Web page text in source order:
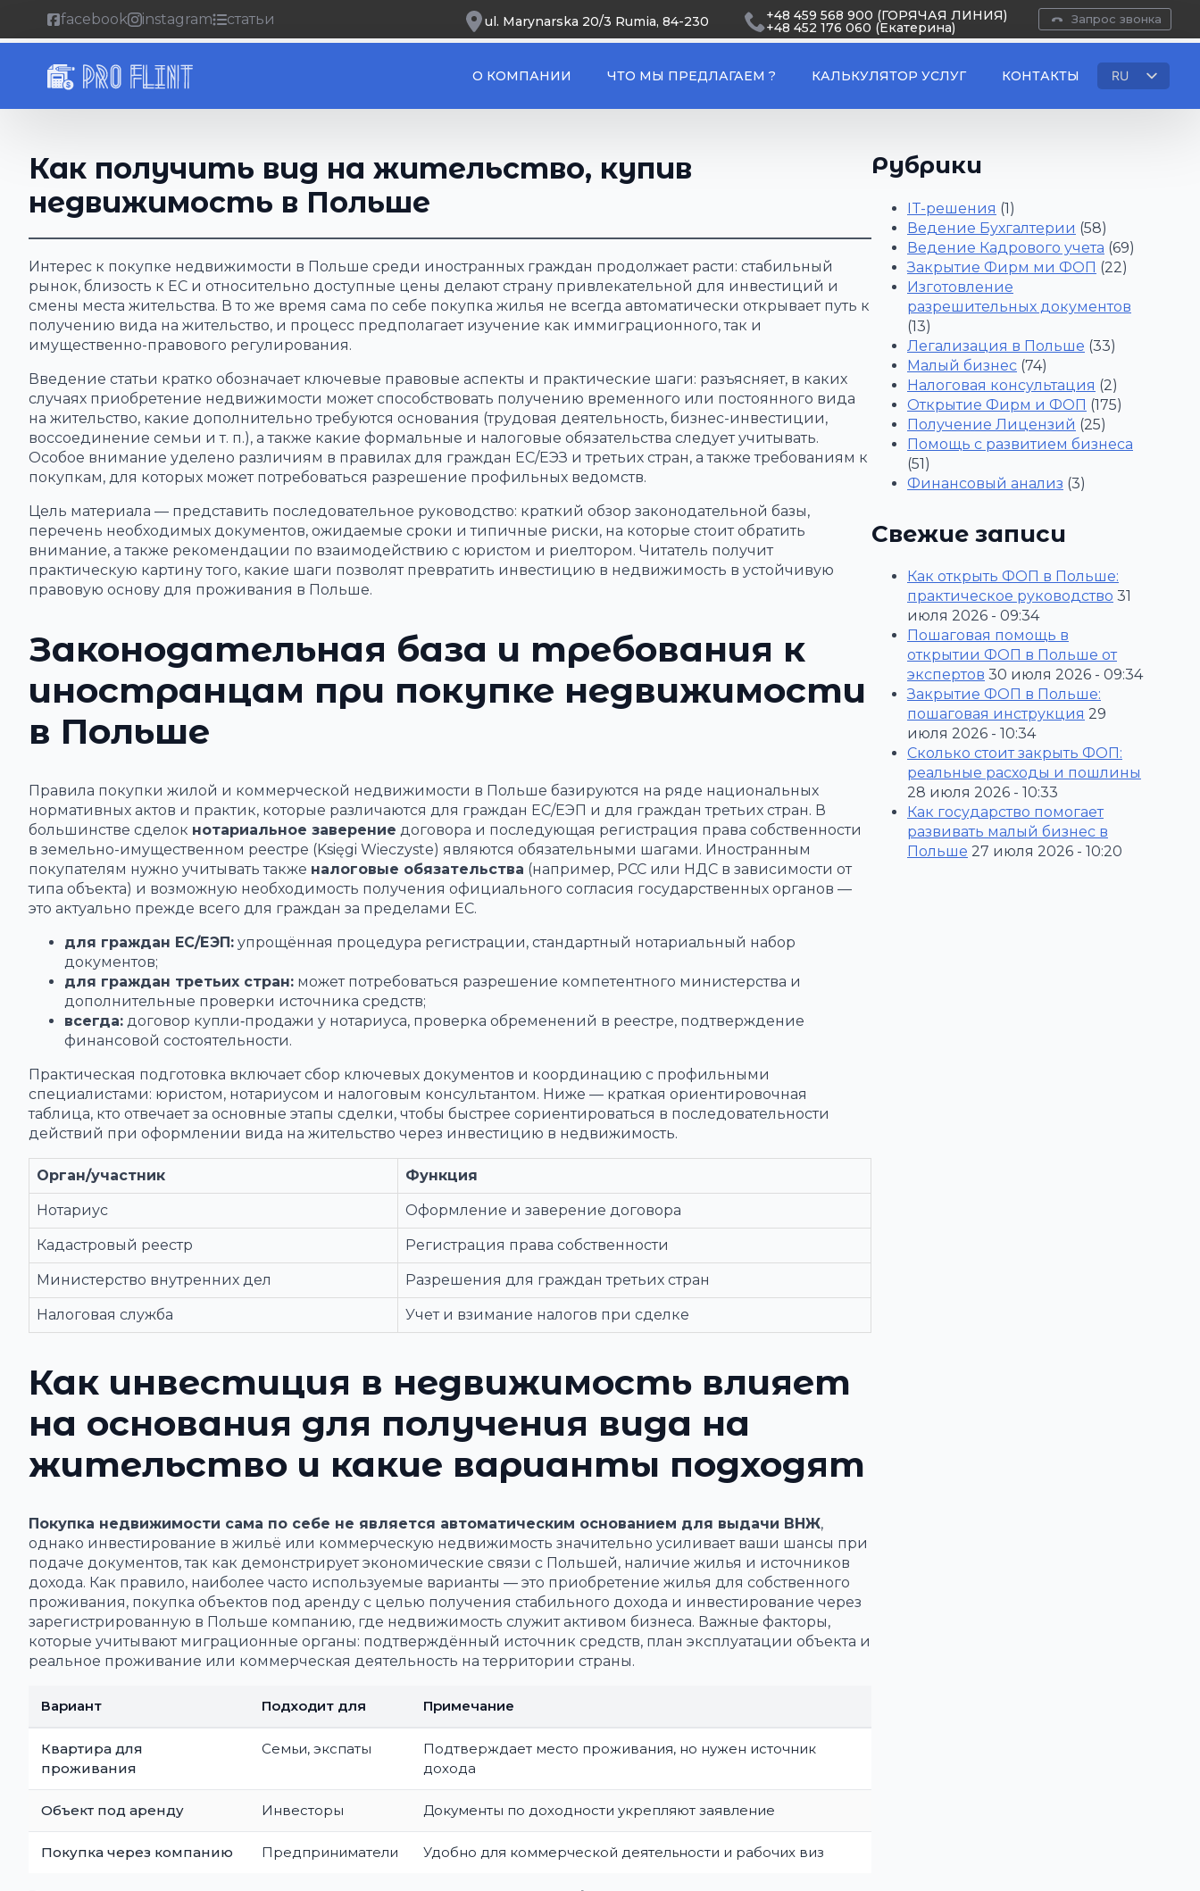
facebook instagram статьи ul. Marynarska 20/3 Rumia, 84-230 +48 459 568 900 (ГОРЯЧАЯ ЛИНИЯ)
+48 452 176 060 (Екатерина)
Запрос звонка
RU
О КОМПАНИИ ЧТО МЫ ПРЕДЛАГАЕМ ? КАЛЬКУЛЯТОР УСЛУГ КОНТАКТЫ
Как получить вид на жительство, купив
недвижимость в Польше
Интерес к покупке недвижимости в Польше среди иностранных граждан продолжает расти: стабильный
рынок, близость к ЕС и относительно доступные цены делают страну привлекательной для инвестиций и
смены места жительства. В то же время сама по себе покупка жилья не всегда автоматически открывает путь к
получению вида на жительство, и процесс предполагает изучение как иммиграционного, так и
имущественно-правового регулирования.
Введение статьи кратко обозначает ключевые правовые аспекты и практические шаги: разъясняет, в каких
случаях приобретение недвижимости может способствовать получению временного или постоянного вида
на жительство, какие дополнительно требуются основания (трудовая деятельность, бизнес-инвестиции,
воссоединение семьи и т. п.), а также какие формальные и налоговые обязательства следует учитывать.
Особое внимание уделено различиям в правилах для граждан ЕС/ЕЭЗ и третьих стран, а также требованиям к
покупкам, для которых может потребоваться разрешение профильных ведомств.
Цель материала — представить последовательное руководство: краткий обзор законодательной базы,
перечень необходимых документов, ожидаемые сроки и типичные риски, на которые стоит обратить
внимание, а также рекомендации по взаимодействию с юристом и риелтором. Читатель получит
практическую картину того, какие шаги позволят превратить инвестицию в недвижимость в устойчивую
правовую основу для проживания в Польше.
Законодательная база и требования к
иностранцам при покупке недвижимости
в Польше
Правила покупки жилой и коммерческой недвижимости в Польше базируются на ряде национальных
нормативных актов и практик, которые различаются для граждан ЕС/ЕЭП и для граждан третьих стран. В
большинстве сделок нотариальное заверение договора и последующая регистрация права собственности
в земельно-имущественном реестре (Księgi Wieczyste) являются обязательными шагами. Иностранным
покупателям нужно учитывать также налоговые обязательства (например, PCC или НДС в зависимости от
типа объекта) и возможную необходимость получения официального согласия государственных органов —
это актуально прежде всего для граждан за пределами ЕС.
для граждан ЕС/ЕЭП: упрощённая процедура регистрации, стандартный нотариальный набор
документов;
для граждан третьих стран: может потребоваться разрешение компетентного министерства и
дополнительные проверки источника средств;
всегда: договор купли‑продажи у нотариуса, проверка обременений в реестре, подтверждение
финансовой состоятельности.
Практическая подготовка включает сбор ключевых документов и координацию с профильными
специалистами: юристом, нотариусом и налоговым консультантом. Ниже — краткая ориентировочная
таблица, кто отвечает за основные этапы сделки, чтобы быстрее сориентироваться в последовательности
действий при оформлении вида на жительство через инвестицию в недвижимость.
Орган/участник Функция
Нотариус Оформление и заверение договора
Кадастровый реестр Регистрация права собственности
Министерство внутренних дел Разрешения для граждан третьих стран
Налоговая служба Учет и взимание налогов при сделке
Как инвестиция в недвижимость влияет
на основания для получения вида на
жительство и какие варианты подходят
Покупка недвижимости сама по себе не является автоматическим основанием для выдачи ВНЖ,
однако инвестирование в жильё или коммерческую недвижимость значительно усиливает ваши шансы при
подаче документов, так как демонстрирует экономические связи с Польшей, наличие жилья и источников
дохода. Как правило, наиболее часто используемые варианты — это приобретение жилья для собственного
проживания, покупка объектов под аренду с целью получения стабильного дохода и инвестирование через
зарегистрированную в Польше компанию, где недвижимость служит активом бизнеса. Важные факторы,
которые учитывают миграционные органы: подтверждённый источник средств, план эксплуатации объекта и
реальное проживание или коммерческая деятельность на территории страны.
Вариант Подходит для Примечание
Квартира для
проживания
Семьи, экспаты
Подтверждает место проживания, но нужен источник
дохода
Объект под аренду Инвесторы Документы по доходности укрепляют заявление
Покупка через компанию Предприниматели Удобно для коммерческой деятельности и рабочих виз
Рубрики
IT-решения (1)
Ведение Бухгалтерии (58)
Ведение Кадрового учета (69)
Закрытие Фирм ми ФОП (22)
Изготовление
разрешительных документов
(13)
Легализация в Польше (33)
Малый бизнес (74)
Налоговая консультация (2)
Открытие Фирм и ФОП (175)
Получение Лицензий (25)
Помощь с развитием бизнеса
(51)
Финансовый анализ (3)
Свежие записи
Как открыть ФОП в Польше:
практическое руководство 31
июля 2026 - 09:34
Пошаговая помощь в
открытии ФОП в Польше от
экспертов 30 июля 2026 - 09:34
Закрытие ФОП в Польше:
пошаговая инструкция 29
июля 2026 - 10:34
Сколько стоит закрыть ФОП:
реальные расходы и пошлины
28 июля 2026 - 10:33
Как государство помогает
развивать малый бизнес в
Польше 27 июля 2026 - 10:20